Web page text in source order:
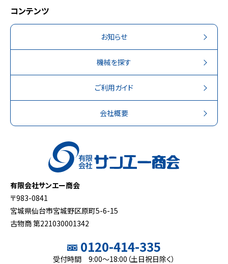
コンテンツ
お知らせ
機械を探す
ご利用ガイド
会社概要
有限会社サンエー商会
〒983-0841
宮城県仙台市宮城野区原町5-6-15
古物商 第221030001342
0120-414-335
受付時間 9:00～18:00（土日祝日除く）